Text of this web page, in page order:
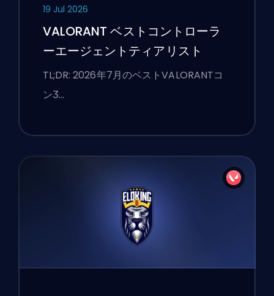
19 Jul 2026
VALORANT ベストコントローラ
ーエージェントティアリスト
TL;DR: 2026年7月のベストVALORANTコ
ンӠ…